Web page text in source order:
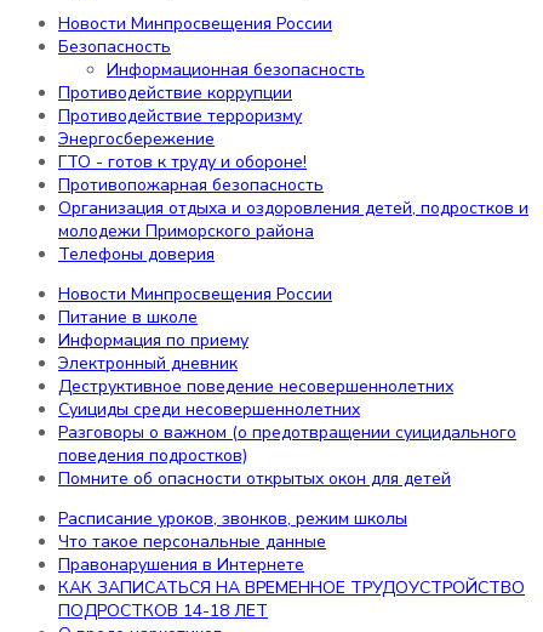
Библиотека
Бассейн
Электронная приемная
Структура сайта
РДДМ «Движение первых»
Наши звёздочки!
ВАКАНСИИ
Самодиагностика
Охрана труда
Цифровая образовательная среда
Информация
Новости Минпросвещения России
Безопасность
Информационная безопасность
Противодействие коррупции
Противодействие терроризму
ГТО - готов к труду и обороне!
Противопожарная безопасность
Организация отдыха и оздоровления детей, подростков
и молодежи Приморского района
Телефоны доверия
Новости Минпросвещения России
Безопасность
Информационная безопасность
Противодействие коррупции
Противодействие терроризму
Энергосбережение
ГТО - готов к труду и обороне!
Противопожарная безопасность
Организация отдыха и оздоровления детей, подростков и
молодежи Приморского района
Телефоны доверия
Новости Минпросвещения России
Питание в школе
Информация по приему
Электронный дневник
Деструктивное поведение несовершеннолетних
Суициды среди несовершеннолетних
Разговоры о важном (о предотвращении суицидального
поведения подростков)
Помните об опасности открытых окон для детей
Расписание уроков, звонков, режим школы
Что такое персональные данные
Правонарушения в Интернете
КАК ЗАПИСАТЬСЯ НА ВРЕМЕННОЕ ТРУДОУСТРОЙСТВО
ПОДРОСТКОВ 14-18 ЛЕТ